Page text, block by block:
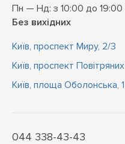
Пн — Нд: з 10:00 до 19:00
Без вихідних
Київ, проспект Миру, 2/3
Київ, проспект
Київ, площа Оболонська, 1
044 338-43-43